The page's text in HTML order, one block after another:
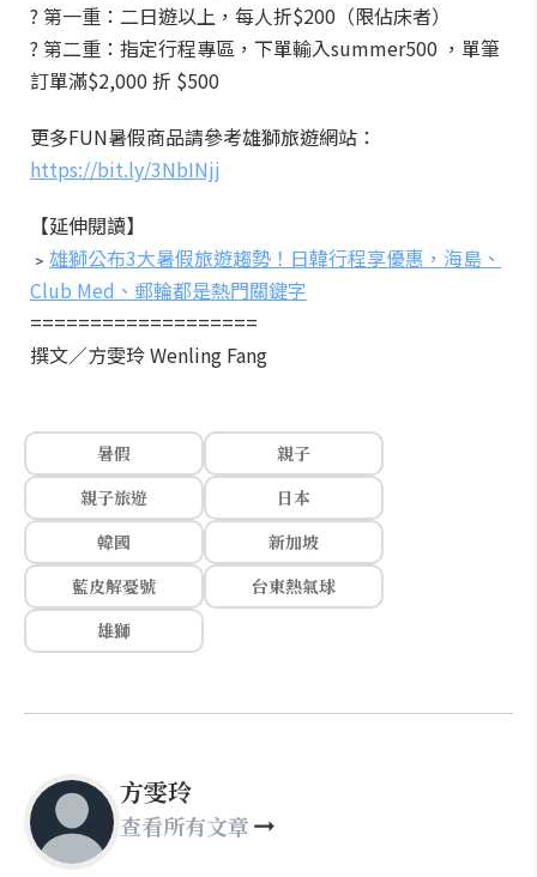
? 第一重：二日遊以上，每人折$200（限佔床者）
? 第二重：指定行程專區，下單輸入summer500 ，單筆
訂單滿$2,000 折 $500
更多FUN暑假商品請參考雄獅旅遊網站：
https://bit.ly/3NbINjj
【延伸閱讀】
﹥ 雄獅公布3大暑假旅遊趨勢！日韓行程享優惠，海島、
Club Med、郵輪都是熱門關鍵字
===================
撰文／方雯玲 Wenling Fang
暑假
親子
親子旅遊
日本
韓國
新加坡
藍皮解憂號
台東熱氣球
雄獅
方雯玲
查看所有文章